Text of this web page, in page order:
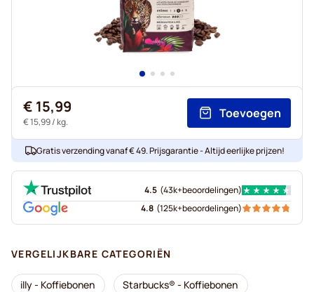
€ 15,99
€ 15,99/ kg.
Toevoegen
Gratis verzending vanaf € 49. Prijsgarantie - Altijd eerlijke prijzen!
4.5 (43k+beoordelingen)
4.8 (125k+beoordelingen)
VERGELIJKBARE CATEGORIËN
illy - Koffiebonen Starbucks® - Koffiebonen